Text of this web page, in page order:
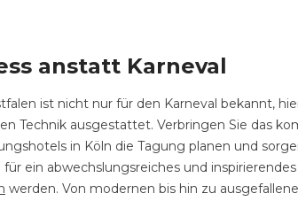
anstatt Karneval
ist nicht nur für den Karneval bekannt,
Technik ausgestattet. Verbringen Sie das
in Köln die Tagung planen und
ein abwechslungsreiches und
werden. Von modernen bis hin zu